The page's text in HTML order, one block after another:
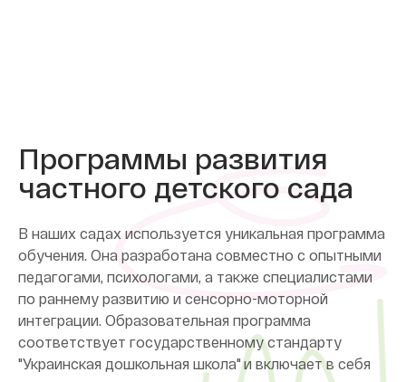
Программы развития
частного детского сада
В наших садах используется уникальная программа
обучения. Она разработана совместно с опытными
педагогами, психологами, а также специалистами
по раннему развитию и сенсорно-моторной
интеграции. Образовательная программа
соответствует государственному стандарту
"Украинская дошкольная школа" и включает в себя